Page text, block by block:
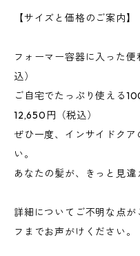
【サイズと価格のご案内】
フォーマー容器に入った
込）
ご自宅でたっぷり使える
12,650円（税込）
ぜひ一度、インサイドク
い。
あなたの髪が、きっと見違
詳細についてご不明な点
フまでお声がけください。